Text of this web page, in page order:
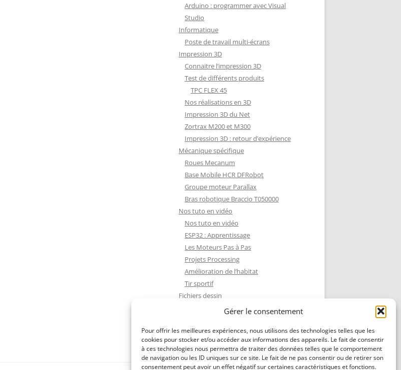
Gérer le consentement
Pour offrir les meilleures expériences, nous utilisons des technologies telles que les
cookies pour stocker et/ou accéder aux informations des appareils. Le fait de consentir
à ces technologies nous permettra de traiter des données telles que le comportement
de navigation ou les ID uniques sur ce site. Le fait de ne pas consentir ou de retirer son
consentement peut avoir un effet négatif sur certaines caractéristiques et fonctions.
Arduino : programmer avec Visual
Studio
Informatique
Poste de travail multi-écrans
Impression 3D
Connaitre l’impression 3D
Test de différents produits
TPC FLEX 45
Nos réalisations en 3D
Impression 3D du Net
Zortrax M200 et M300
Impression 3D : retour d’expérience
Mécanique spécifique
Roues Mecanum
Base Mobile HCR DFRobot
Groupe moteur Parallax
Bras robotique Braccio T050000
Nos tuto en vidéo
Nos tuto en vidéo
ESP32 : Apprentissage
Les Moteurs Pas à Pas
Projets Processing
Amélioration de l’habitat
Tir sportif
Fichiers dessin
Fichiers dessin